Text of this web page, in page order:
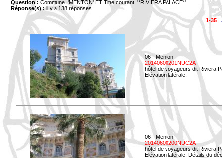
Question : Commune='MENTON' ET Titre courant='*RIVIERA PALACE*'
Réponse(s) :il y a 138 réponses
1-35|
06 - Menton
20140600201NUC2A
hôtel de voyageurs dit Riviera
Elévation latérale.
06 - Menton
20140600200NUC2A
hôtel de voyageurs dit Riviera
Elévation latérale. Détails du